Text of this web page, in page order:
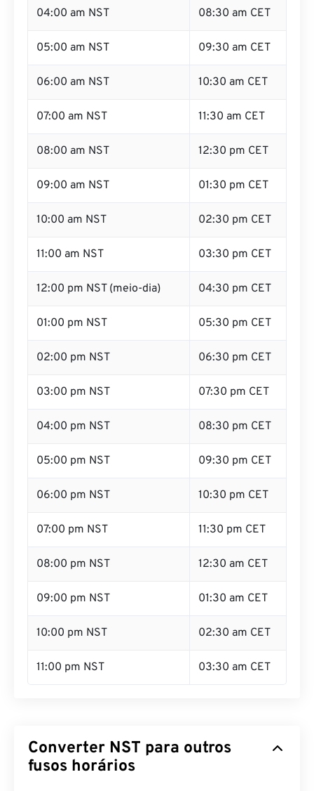
04:00 am NST 08:30 am CET
05:00 am NST 09:30 am CET
06:00 am NST 10:30 am CET
07:00 am NST 11:30 am CET
08:00 am NST 12:30 pm CET
09:00 am NST 01:30 pm CET
10:00 am NST 02:30 pm CET
11:00 am NST 03:30 pm CET
12:00 pm NST (meio-dia) 04:30 pm CET
01:00 pm NST 05:30 pm CET
02:00 pm NST 06:30 pm CET
03:00 pm NST 07:30 pm CET
04:00 pm NST 08:30 pm CET
05:00 pm NST 09:30 pm CET
06:00 pm NST 10:30 pm CET
07:00 pm NST 11:30 pm CET
08:00 pm NST 12:30 am CET
09:00 pm NST 01:30 am CET
10:00 pm NST 02:30 am CET
11:00 pm NST 03:30 am CET
Converter NST para outros
fusos horários